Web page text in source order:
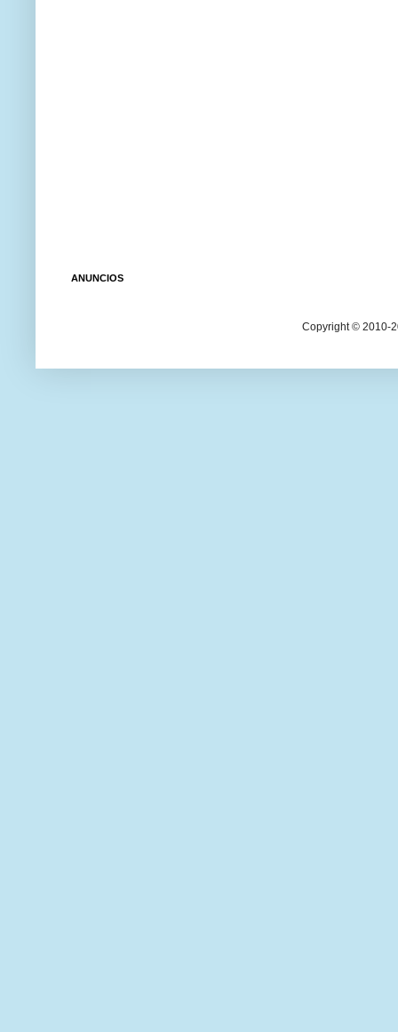
ANUNCIOS
Copyright © 2010-